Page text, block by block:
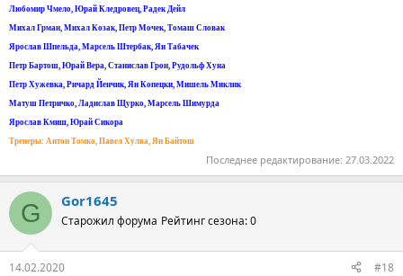
Любомир Чмело, Юрай Кледровец, Радек Дейл
Михал Грман, Михал Козак, Петр Мочек, Томаш Словак
Ярослав Шпельда, Марсель Штербак, Ян Табачек
Петр Бартош, Юрай Вера, Станислав Грон, Рудольф Хуна
Петр Хужевка, Ричард Йенчик, Ян Копецки, Мишель Миклик
Матуш Петричко, Ладислав Щурко, Марсель Шимурда
Ярослав Кмиш, Юрай Сикора
Тренеры: Антон Томко, Павел Хулва, Ян Байтош
Последнее редактирование: 27.03.2022
G Gor1645
Старожил форума Рейтинг сезона: 0
14.02.2020 #18